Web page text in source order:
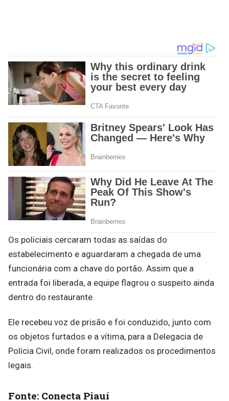
Os policiais cercaram todas as saídas do
estabelecimento e aguardaram a chegada de uma
funcionária com a chave do portão. Assim que a
entrada foi liberada, a equipe flagrou o suspeito ainda
dentro do restaurante.
Ele recebeu voz de prisão e foi conduzido, junto com
os objetos furtados e a vítima, para a Delegacia de
Polícia Civil, onde foram realizados os procedimentos
legais.
Fonte: Conecta Piauí